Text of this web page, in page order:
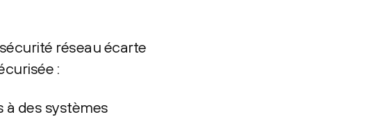
réseau écarte
:
à des systèmes